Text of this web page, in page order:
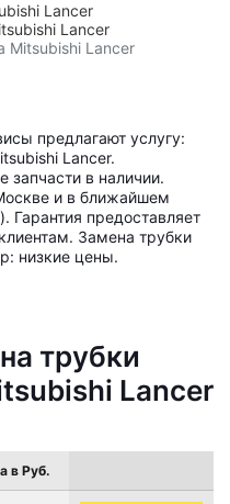
Lancer
Lancer
Mitsubishi Lancer
предлагают услугу:
Lancer.
запчасти в наличии.
и в ближайшем
предоставляет
Замена трубки
низкие цены.
трубки
Lancer
в Руб.